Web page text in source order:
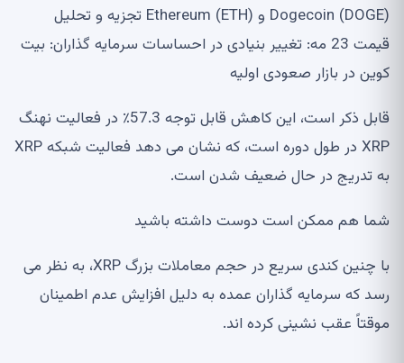
Dogecoin (DOGE) و Ethereum (ETH) تجزیه و تحلیل
قیمت 23 مه: تغییر بنیادی در احساسات سرمایه گذاران: بیت
کوین در بازار صعودی اولیه
قابل ذکر است، این کاهش قابل توجه 57.3٪ در فعالیت نهنگ
XRP در طول دوره است، که نشان می دهد فعالیت شبکه XRP
به تدریج در حال ضعیف شدن است.
شما هم ممکن است دوست داشته باشید
با چنین کندی سریع در حجم معاملات بزرگ XRP، به نظر می
رسد که سرمایه گذاران عمده به دلیل افزایش عدم اطمینان
موقتاً عقب نشینی کرده اند.